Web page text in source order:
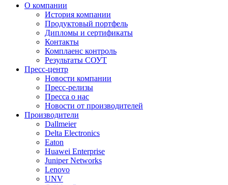
О компании
История компании
Продуктовый портфель
Дипломы и сертификаты
Контакты
Комплаенс контроль
Результаты СОУТ
Пресс-центр
Новости компании
Пресс-релизы
Пресса о нас
Новости от производителей
Производители
Dallmeier
Delta Electronics
Eaton
Huawei Enterprise
Juniper Networks
Lenovo
UNV